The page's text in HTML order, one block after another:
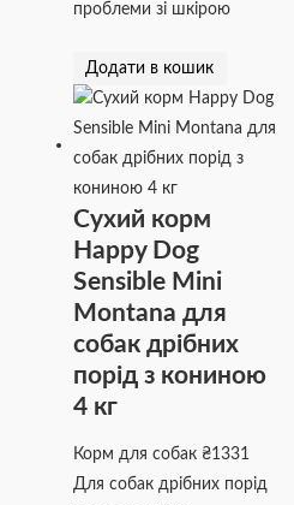
проблеми зі шкірою
Додати в кошик
Сухий корм
Happy Dog
Sensible Mini
Montana для
собак дрібних
порід з кониною
4 кг
Корм для собак₴1331
Для собак дрібних порід